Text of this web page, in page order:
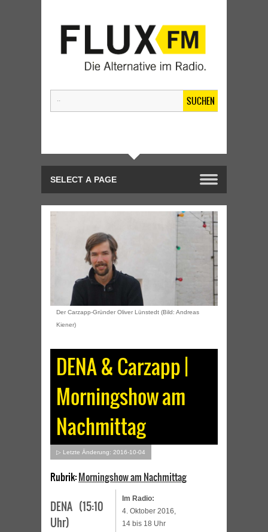
SUCHEN
Der Carzapp-Gründer Oliver Lünstedt (Bild: Andreas
Kiener)
DENA & Carzapp |
Morningshow am
Nachmittag
▷ Letzte Änderung: 2016-10-04
Rubrik:Morningshow am Nachmittag
Im Radio:
4. Oktober 2016,
14 bis 18 Uhr
DENA (15:10
Uhr)